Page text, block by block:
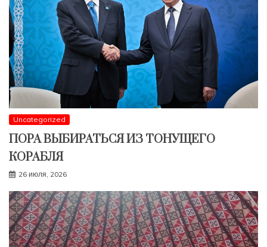
Uncategorized
ПОРА ВЫБИРАТЬСЯ ИЗ ТОНУЩЕГО
КОРАБЛЯ
26 июля, 2026